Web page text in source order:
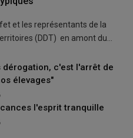
et les représentants de la
(DDT) en amont du…
dérogation, c'est l'arrêt de
élevages"
l'esprit tranquille